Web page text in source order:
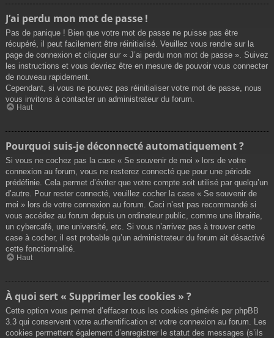
J’ai perdu mon mot de passe !
Pas de panique ! Bien que votre mot de passe ne puisse pas être
récupéré, il peut facilement être réinitialisé. Veuillez vous rendre sur la
page de connexion et cliquer sur « J’ai perdu mon mot de passe ». Suivez
les instructions et vous devriez être en mesure de pouvoir vous connecter
de nouveau rapidement.
Cependant, si vous ne pouvez pas réinitialiser votre mot de passe, nous
vous invitons à contacter un administrateur du forum.
Haut
Pourquoi suis-je déconnecté automatiquement ?
Si vous ne cochez pas la case « Se souvenir de moi » lors de votre
connexion au forum, vous ne resterez connecté que pour une période
prédéfinie. Cela permet d’éviter que votre compte soit utilisé par quelqu’un
d’autre. Pour rester connecté, veuillez cocher la case « Se souvenir de
moi » lors de votre connexion au forum. Ceci n’est pas recommandé si
vous accédez au forum depuis un ordinateur public, comme une librairie,
un cybercafé, une université, etc. Si vous n’arrivez pas à trouver cette
case à cocher, il est probable qu’un administrateur du forum ait désactivé
cette fonctionnalité.
Haut
À quoi sert « Supprimer les cookies » ?
Cette option vous permet d’effacer tous les cookies générés par phpBB
3.3 qui conservent votre authentification et votre connexion au forum. Les
cookies permettent également d’enregistrer le statut des messages (s’ils